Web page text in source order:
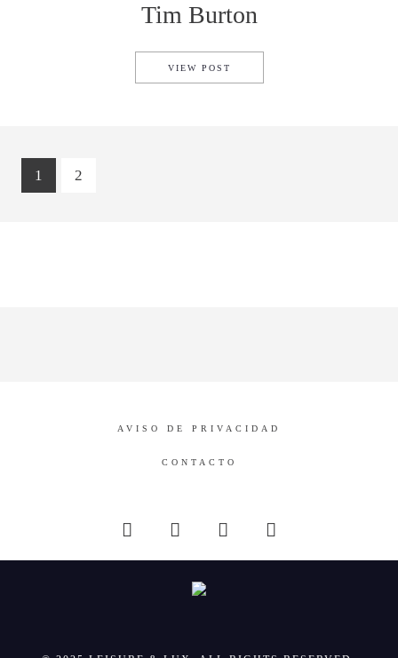
Tim Burton
VIEW POST
1 2
AVISO DE PRIVACIDAD
CONTACTO